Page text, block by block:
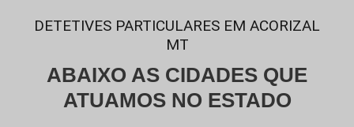
DETETIVES PARTICULARES EM ACORIZAL
MT
ABAIXO AS CIDADES QUE
ATUAMOS NO ESTADO